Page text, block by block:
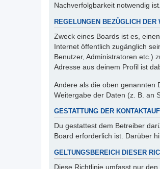
Nachverfolgbarkeit notwendig ist.
REGELUNGEN BEZÜGLICH DER
Zweck eines Boards ist es,
Internet öffentlich zugänglich
Benutzer, Administratoren etc.)
Adresse aus deinem Profil ist
Andere als die oben genannten
Weitergabe der Daten (z. B. an
GESTATTUNG DER
Du gestattest dem Betreiber
Board erforderlich ist. Darüber
GELTUNGSBEREICH DIESER
Diese Richtlinie umfasst nur